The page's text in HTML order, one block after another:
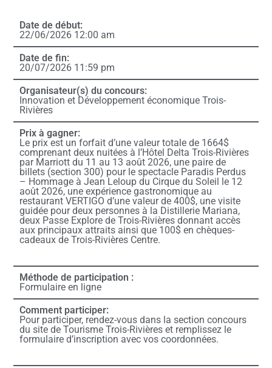
Date de début:
22/06/2026 12:00 am
Date de fin:
20/07/2026 11:59 pm
Organisateur(s) du concours:
Innovation et Développement économique Trois-
Rivières
Prix à gagner:
Le prix est un forfait d’une valeur totale de 1664$
comprenant deux nuitées à l’Hôtel Delta Trois-Rivières
par Marriott du 11 au 13 août 2026, une paire de
billets (section 300) pour le spectacle Paradis Perdus
– Hommage à Jean Leloup du Cirque du Soleil le 12
août 2026, une expérience gastronomique au
restaurant VERTIGO d’une valeur de 400$, une visite
guidée pour deux personnes à la Distillerie Mariana,
deux Passe Explore de Trois-Rivières donnant accès
aux principaux attraits ainsi que 100$ en chèques-
cadeaux de Trois-Rivières Centre.
Méthode de participation :
Formulaire en ligne
Comment participer:
Pour participer, rendez-vous dans la section concours
du site de Tourisme Trois-Rivières et remplissez le
formulaire d’inscription avec vos coordonnées.